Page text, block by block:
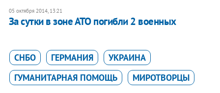
05 октября 2014, 13:21
За сутки в зоне АТО погибли 2 военных
СНБО ГЕРМАНИЯ
УКРАИНА
ГУМАНИТАРНАЯ ПОМОЩЬ
МИРОТВОРЦЫ